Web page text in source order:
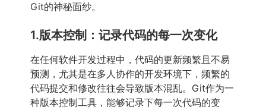
Git的神秘面纱。
1.版本控制：记录代码的每一次变化
在任何软件开发过程中，代码的更新频繁且不易
预测，尤其是在多人协作的开发环境下，频繁的
代码提交和修改往往会导致版本混乱。Git作为一
种版本控制工具，能够记录下每一次代码的变